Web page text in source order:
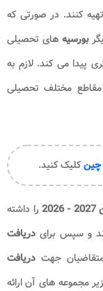
کنند. در صورتی که
بورسیههای تحصیلی
پیدا می کند. لازم به
مختلف تحصیلی
چینکلیک کنید.
را داشته
و سپس برای دریافت
جهت دریافت
مجموعه های آن ارائه